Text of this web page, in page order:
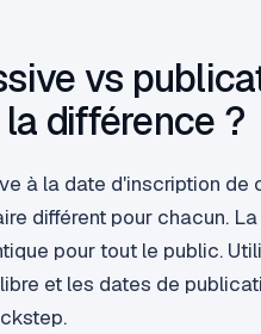
vs
différence ?
à la date d'inscription de
différent pour chacun.
pour tout le public.
et les dates de